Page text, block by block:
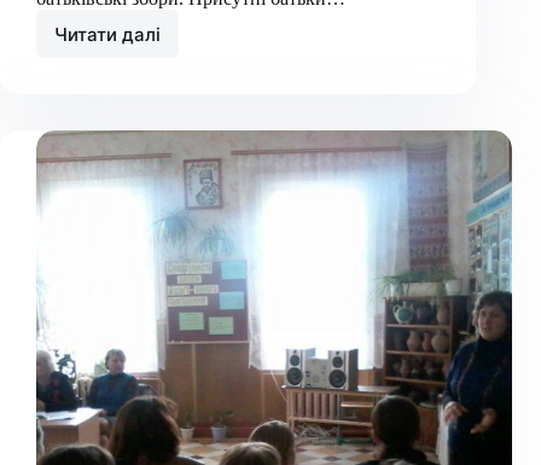
Читати даліЗагальношкільні